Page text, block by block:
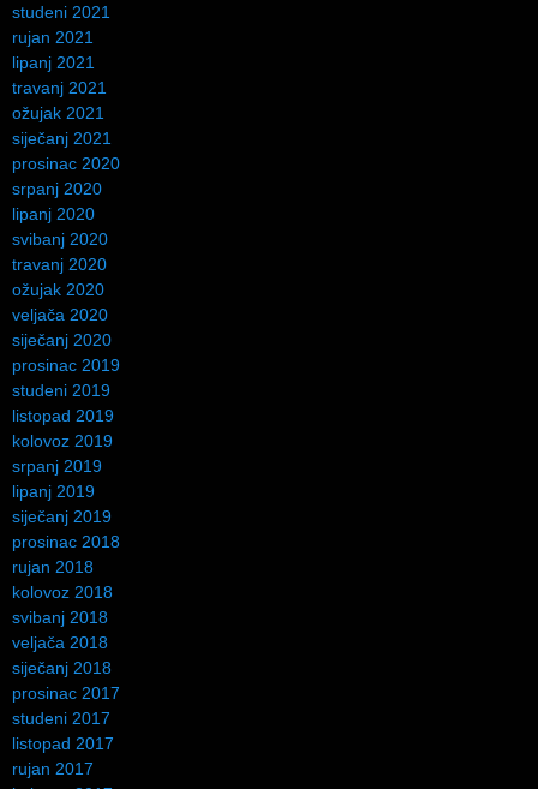
studeni 2021
rujan 2021
lipanj 2021
travanj 2021
ožujak 2021
siječanj 2021
prosinac 2020
srpanj 2020
lipanj 2020
svibanj 2020
travanj 2020
ožujak 2020
veljača 2020
siječanj 2020
prosinac 2019
studeni 2019
listopad 2019
kolovoz 2019
srpanj 2019
lipanj 2019
siječanj 2019
prosinac 2018
rujan 2018
kolovoz 2018
svibanj 2018
veljača 2018
siječanj 2018
prosinac 2017
studeni 2017
listopad 2017
rujan 2017